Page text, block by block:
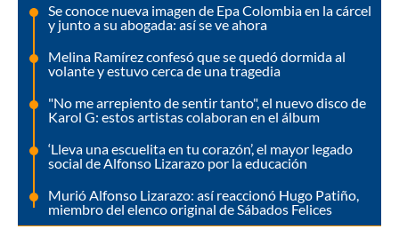
Se conoce nueva imagen de Epa Colombia en la cárcel
y junto a su abogada: así se ve ahora
Melina Ramírez confesó que se quedó dormida al
volante y estuvo cerca de una tragedia
"No me arrepiento de sentir tanto", el nuevo disco de
Karol G: estos artistas colaboran en el álbum
‘Lleva una escuelita en tu corazón’, el mayor legado
social de Alfonso Lizarazo por la educación
Murió Alfonso Lizarazo: así reaccionó Hugo Patiño,
miembro del elenco original de Sábados Felices